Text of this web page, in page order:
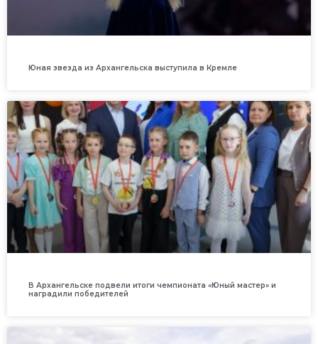
Юная звезда из Архангельска выступила в Кремле
В Архангельске подвели итоги чемпионата «Юный мастер» и
наградили победителей